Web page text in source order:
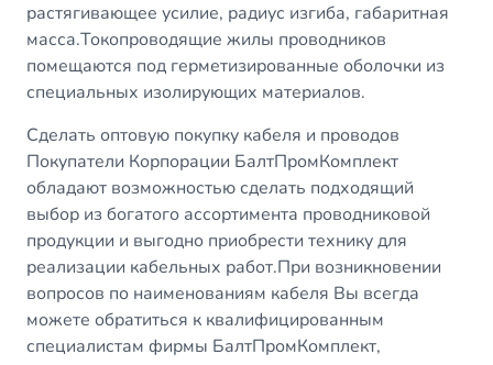
растягивающее усилие, радиус изгиба, габаритная
масса.Токопроводящие жилы проводников
помещаются под герметизированные оболочки из
специальных изолирующих материалов.
Сделать оптовую покупку кабеля и проводов
Покупатели Корпорации БалтПромКомплект
обладают возможностью сделать подходящий
выбор из богатого ассортимента проводниковой
продукции и выгодно приобрести технику для
реализации кабельных работ.При возникновении
вопросов по наименованиям кабеля Вы всегда
можете обратиться к квалифицированным
специалистам фирмы БалтПромКомплект,